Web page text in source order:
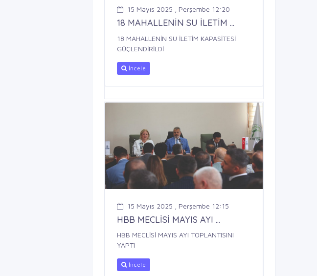
15 Mayıs 2025 , Perşembe 12:20
18 MAHALLENİN SU İLETİM ...
18 MAHALLENİN SU İLETİM KAPASİTESİ
GÜÇLENDİRİLDİ
İncele
15 Mayıs 2025 , Perşembe 12:15
HBB MECLİSİ MAYIS AYI ...
HBB MECLİSİ MAYIS AYI TOPLANTISINI
YAPTI
İncele